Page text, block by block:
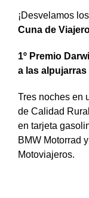
¡Desvelamos los
Cuna de
1º Premio
a las alpujarras
Tres noches en
de Calidad
en tarjeta
BMW Motorrad
Motoviajeros.